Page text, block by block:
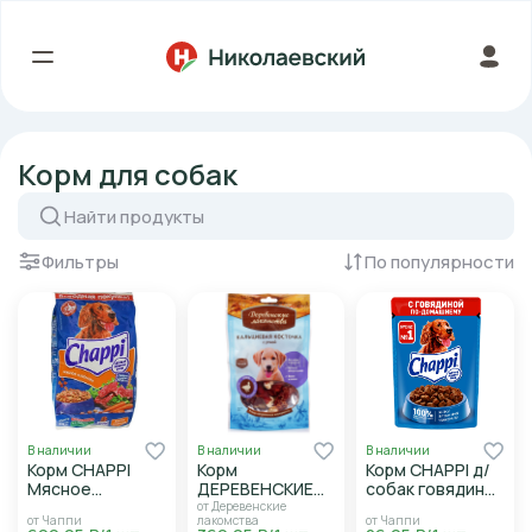
Корм для собак
Фильтры По популярности
В наличии
Корм CHAPPI
Мясное
от Чаппи
В наличии
Корм
ДЕРЕВЕНСКИЕ
ЛАКОМСТВА д/
щенков
от Деревенские
лакомства
В наличии
Корм CHAPPI д/
собак говядина
85г
от Чаппи